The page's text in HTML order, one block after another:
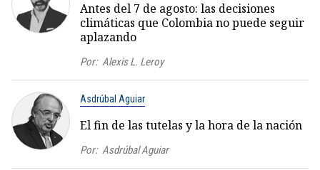
Antes del 7 de agosto: las decisiones
climáticas que Colombia no puede seguir
aplazando
Por: Alexis L. Leroy
Asdrúbal Aguiar
El fin de las tutelas y la hora de la nación
Por: Asdrúbal Aguiar